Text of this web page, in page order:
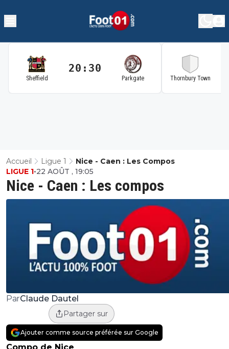
Sheffield
20:30
Parkgate Thornbury Town
Accueil Ligue 1 Nice - Caen : Les Compos
Nice - Caen : Les compos
LIGUE 1•22 AOÛT , 19:05
ParClaude Dautel
Partager sur
Ajouter comme source préférée sur Google